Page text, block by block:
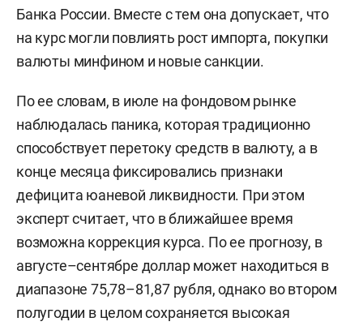
Банка России. Вместе с тем она допускает, что
на курс могли повлиять рост импорта, покупки
валюты минфином и новые санкции.
По ее словам, в июле на фондовом рынке
наблюдалась паника, которая традиционно
способствует перетоку средств в валюту, а в
конце месяца фиксировались признаки
дефицита юаневой ликвидности. При этом
эксперт считает, что в ближайшее время
возможна коррекция курса. По ее прогнозу, в
августе–сентябре доллар может находиться в
диапазоне 75,78–81,87 рубля, однако во втором
полугодии в целом сохраняется высокая